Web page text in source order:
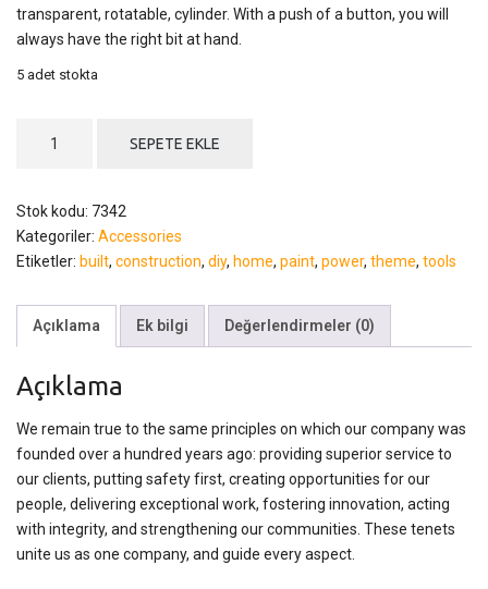
transparent, rotatable, cylinder. With a push of a button, you will
always have the right bit at hand.
5 adet stokta
SEPETE EKLE
Stok kodu: 7342
Kategoriler: Accessories
Etiketler: built, construction, diy, home, paint, power, theme, tools
Açıklama Ek bilgi Değerlendirmeler (0)
Açıklama
We remain true to the same principles on which our company was
founded over a hundred years ago: providing superior service to
our clients, putting safety first, creating opportunities for our
people, delivering exceptional work, fostering innovation, acting
with integrity, and strengthening our communities. These tenets
unite us as one company, and guide every aspect.